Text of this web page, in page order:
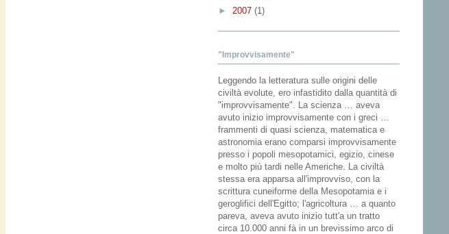
► 2007 (1)
"Improvvisamente"
Leggendo la letteratura sulle origini delle
civiltà evolute, ero infastidito dalla quantità di
"improvvisamente". La scienza … aveva
avuto inizio improvvisamente con i greci …
frammenti di quasi scienza, matematica e
astronomia erano comparsi improvvisamente
presso i popoli mesopotamici, egizio, cinese
e molto più tardi nelle Americhe. La civiltà
stessa era apparsa all'improvviso, con la
scrittura cuneiforme della Mesopotamia e i
geroglifici dell'Egitto; l'agricoltura … a quanto
pareva, aveva avuto inizio tutt'a un tratto
circa 10.000 anni fà in un brevissimo arco di